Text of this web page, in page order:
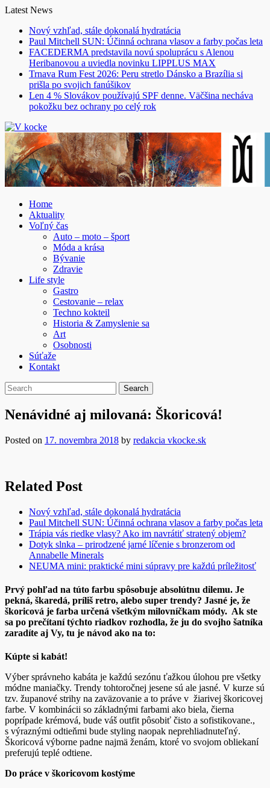
Skip
content
Latest News
Nový vzhľad, stále dokonalá hydratácia
Paul Mitchell SUN: Účinná ochrana vlasov a farby počas leta
FACEDERMA predstavila novú spoluprácu s Alenou
Heribanovou a uviedla novinku LIPPLUS MAX
Trnava Rum Fest 2026: Peru stretlo Dánsko a Brazília si
prišla po svojich fanúšikov
Len 4 % Slovákov používajú SPF denne. Väčšina necháva
pokožku bez ochrany po celý rok
Home
Aktuality
Voľný čas
Auto – moto – šport
Móda a krása
Bývanie
Zdravie
Life style
Gastro
Cestovanie – relax
Techno kokteil
Historia & Zamyslenie sa
Art
Osobnosti
Súťaže
Kontakt
Nenávidné aj milovaná: Škoricová!
Posted on 17. novembra 2018 by redakcia vkocke.sk
Related Post
Nový vzhľad, stále dokonalá hydratácia
Paul Mitchell SUN: Účinná ochrana vlasov a farby počas leta
Trápia vás riedke vlasy? Ako im navrátiť stratený objem?
Dotyk slnka – prirodzené jarné líčenie s bronzerom od
Annabelle Minerals
NEUMA mini: praktické mini súpravy pre každú príležitosť
Prvý pohľad na túto farbu spôsobuje absolútnu dilemu. Je
pekná, škaredá, príliš retro, alebo super trendy? Jasné je, že
škoricová je farba určená všetkým milovníčkam módy. Ak ste
sa po prečítaní týchto riadkov rozhodla, že ju do svojho šatníka
zaradíte aj Vy, tu je návod ako na to:
Kúpte si kabát!
Výber správneho kabáta je každú sezónu ťažkou úlohou pre všetky
módne maniačky. Trendy tohtoročnej jesene sú ale jasné. V kurze sú
tzv. županové strihy na zaväzovanie a to práve v žiarivej škoricovej
farbe. V kombinácii so základnými farbami ako biela, čierna
poprípade krémová, bude váš outfit pôsobiť čisto a sofistikovane.,
s výraznými odtieňmi bude styling naopak neprehliadnuteľný.
Škoricová výborne padne najmä ženám, ktoré vo svojom obliekaní
preferujú teplé odtiene.
Do práce v škoricovom kostýme